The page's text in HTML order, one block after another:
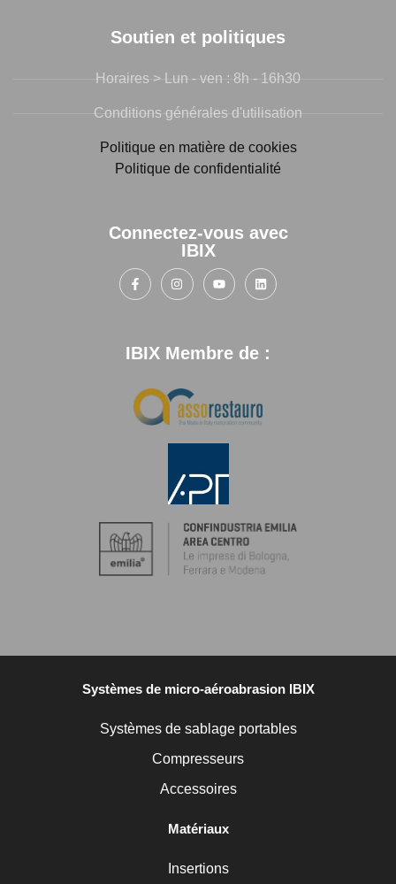
Soutien et politiques
Horaires > Lun - ven : 8h - 16h30
Conditions générales d'utilisation
Politique en matière de cookies
Politique de confidentialité
Connectez-vous avec
IBIX
IBIX Membre de :
Systèmes de micro-aéroabrasion IBIX
Systèmes de sablage portables
Compresseurs
Accessoires
Matériaux
Insertions